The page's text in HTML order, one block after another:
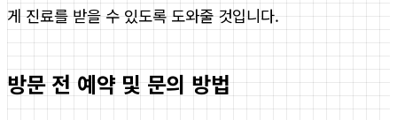
게 진료를 받을 수 있도록 도와줄 것입니다.
방문 전 예약 및 문의 방법